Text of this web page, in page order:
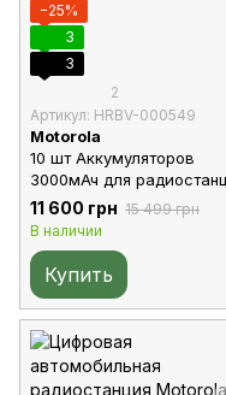
−25%
3
3
2
Артикул: HRBV-000549
Motorola
10 шт Аккумуляторов
3000мАч для
Motorola
11 600 грн 15 499 грн
В наличии
Купить